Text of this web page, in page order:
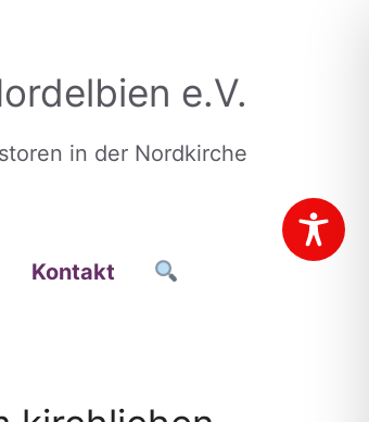
e.V.
in der Nordkirche
Kontakt